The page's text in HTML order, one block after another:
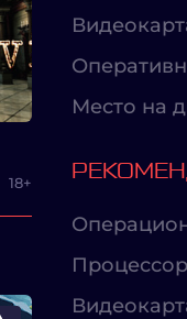
18+
Место на